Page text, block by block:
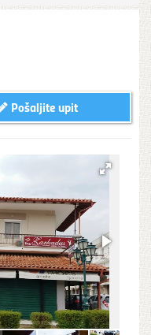
Pošaljite upit